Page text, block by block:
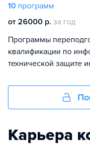
10 программ
от 26000 р. за год
Программы
квалификации по
технической защите
Карьера